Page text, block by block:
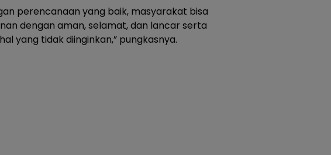
perencanaan yang baik, masyarakat bisa
dengan aman, selamat, dan lancar serta
yang tidak diinginkan,” pungkasnya.